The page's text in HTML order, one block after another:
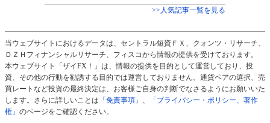
>>人気記事一覧を見る
当ウェブサイトにおけるデータは、セントラル短資ＦＸ、クォンツ・リサーチ、
ＤＺＨフィナンシャルリサーチ、フィスコから情報の提供を受けております。
本ウェブサイト「ザイFX！」は、情報の提供を目的として運営しており、投
資、その他の行動を勧誘する目的では運営しておりません。通貨ペアの選択、売
買レートなど投資の最終決定は、お客様ご自身の判断でなさるようにお願いいた
します。さらに詳しいことは 「免責事項」 、
「プライバシー・ポリシー、著作
権」 のページをご確認ください。